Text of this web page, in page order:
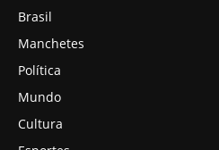
Brasil
Manchetes
Política
Mundo
Cultura